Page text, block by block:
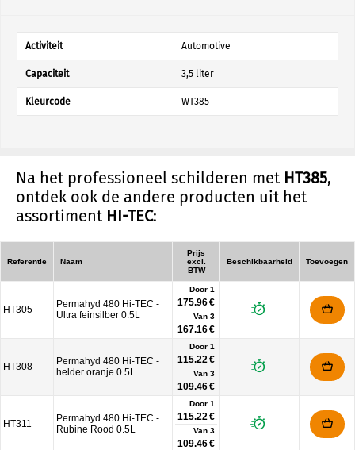
Activiteit Automotive
Capaciteit 3,5 liter
Kleurcode WT385
Na het professioneel schilderen met HT385,
ontdek ook de andere producten uit het
assortiment HI-TEC:
Referentie Naam
Prijs
excl.
BTW
Beschikbaarheid Toevoegen
HT305
Permahyd 480 Hi-TEC -
Ultra feinsilber 0.5L
Door 1
175.96 €
Van 3
167.16 €
HT308
Permahyd 480 Hi-TEC -
helder oranje 0.5L
Door 1
115.22 €
Van 3
109.46 €
HT311
Permahyd 480 Hi-TEC -
Rubine Rood 0.5L
Door 1
115.22 €
Van 3
109.46 €